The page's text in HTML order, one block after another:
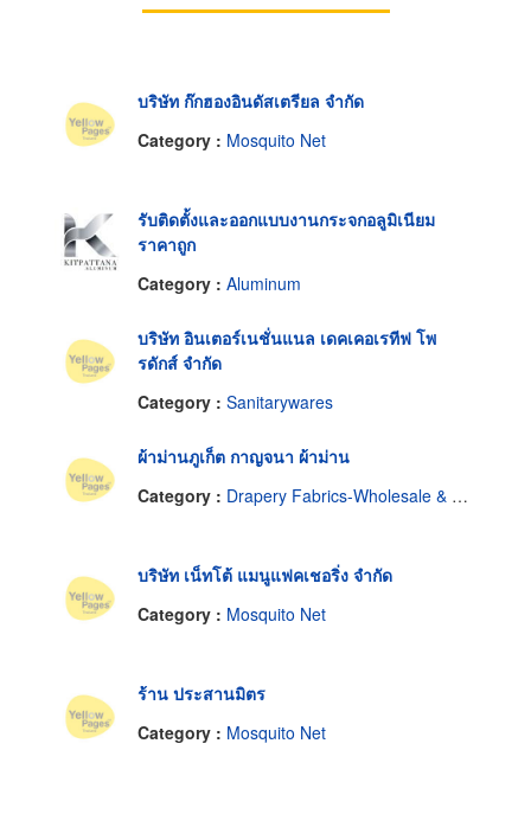
บริษัท ก๊กฮองอินดัสเตรียล จำกัด
Category : Mosquito Net
รับติดตั้งและออกแบบงานกระจกอลูมิเนียม
ราคาถูก
Category : Aluminum
บริษัท อินเตอร์เนชั่นแนล เดคเคอเรทีฟ โพ
รดักส์ จำกัด
Category : Sanitarywares
ผ้าม่านภูเก็ต กาญจนา ผ้าม่าน
Category : Drapery Fabrics-Wholesale & Manufacturers
บริษัท เน็ทโต้ แมนูแฟคเชอริ่ง จำกัด
Category : Mosquito Net
ร้าน ประสานมิตร
Category : Mosquito Net